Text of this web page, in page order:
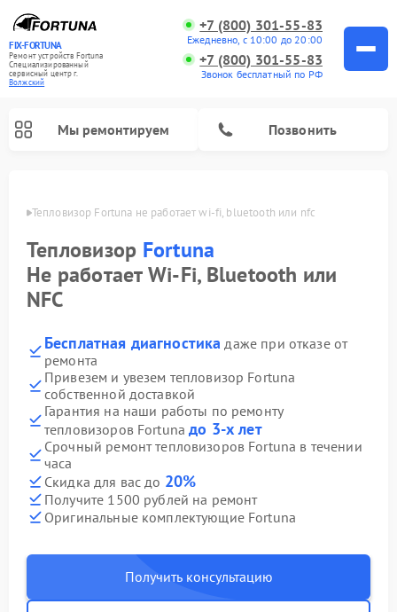
FIX-FORTUNA
Ремонт устройств Fortuna
Специализированный
cервисный центр г.
Волжский
+7 (800) 301-55-83
Ежедневно, с 10:00 до 20:00
+7 (800) 301-55-83
Звонок бесплатный по РФ
Мы ремонтируем Позвонить
Тепловизор Fortuna не работает wi‑fi, bluetooth или nfc
Тепловизор Fortuna
Не работает Wi‑Fi, Bluetooth или
NFC
Бесплатная диагностика даже при отказе от
ремонта
Привезем и увезем тепловизор Fortuna
собственной доставкой
Гарантия на наши работы по ремонту
тепловизоров Fortunaдо 3-х лет
Срочный ремонт тепловизоров Fortuna в течении
часа
Скидка для вас до 20%
Получите 1500 рублей на ремонт
Оригинальные комплектующие Fortuna
Получить консультацию